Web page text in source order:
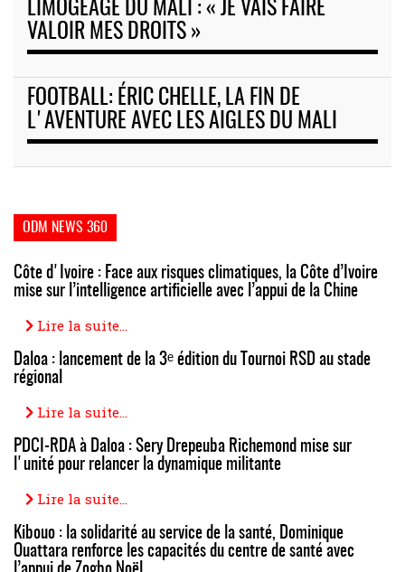
LIMOGEAGE DU MALI : « JE VAIS FAIRE
VALOIR MES DROITS »
FOOTBALL: ÉRIC CHELLE, LA FIN DE
L'AVENTURE AVEC LES AIGLES DU MALI
ODM NEWS 360
Côte d'Ivoire : Face aux risques climatiques, la Côte d’Ivoire
mise sur l’intelligence artificielle avec l’appui de la Chine
Lire la suite...
Daloa : lancement de la 3ᵉ édition du Tournoi RSD au stade
régional
Lire la suite...
PDCI-RDA à Daloa : Sery Drepeuba Richemond mise sur
l'unité pour relancer la dynamique militante
Lire la suite...
Kibouo : la solidarité au service de la santé, Dominique
Ouattara renforce les capacités du centre de santé avec